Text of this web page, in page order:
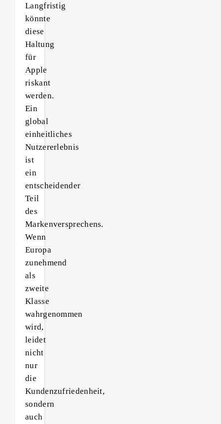
Langfristig
könnte
diese
Haltung
für
Apple
riskant
werden.
Ein
global
einheitliches
Nutzererlebnis
ist
ein
entscheidender
Teil
des
Markenversprechens.
Wenn
Europa
zunehmend
als
zweite
Klasse
wahrgenommen
wird,
leidet
nicht
nur
die
Kundenzufriedenheit,
sondern
auch